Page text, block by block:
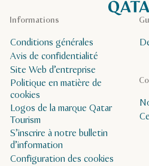
Informations
Conditions générales
Avis de confidentialité
Site Web d’entreprise
Politique en matière de
cookies
Logos de la marque Qatar
Tourism
S’inscrire à notre bulletin
d’information
Configuration des cookies